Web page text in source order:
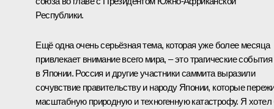
Республики.
Ещё одна очень серьёзная тема, которая уже более месяца
привлекает внимание всего мира, – это трагические события
в Японии. Россия и другие участники саммита выразили
сочувствие правительству и народу Японии, которые
масштабную природную и техногенную катастрофу. Я